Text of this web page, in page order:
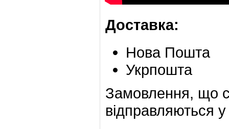
Доставка:
Нова Пошта
Укрпошта
Замовлення, що
відправляються у